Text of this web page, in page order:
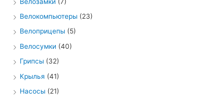
Велокомпьютеры (23)
Велоприцепы (5)
Велосумки (40)
Грипсы (32)
Крылья (41)
Насосы (21)